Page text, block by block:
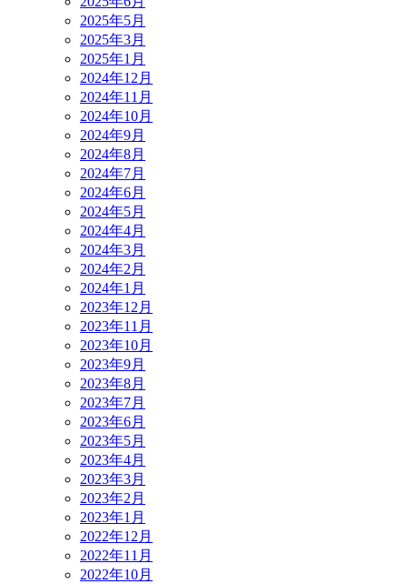
2025年5月
2025年3月
2025年1月
2024年12月
2024年11月
2024年10月
2024年9月
2024年8月
2024年7月
2024年6月
2024年5月
2024年4月
2024年3月
2024年2月
2024年1月
2023年12月
2023年11月
2023年10月
2023年9月
2023年8月
2023年7月
2023年6月
2023年5月
2023年4月
2023年3月
2023年2月
2023年1月
2022年12月
2022年11月
2022年10月